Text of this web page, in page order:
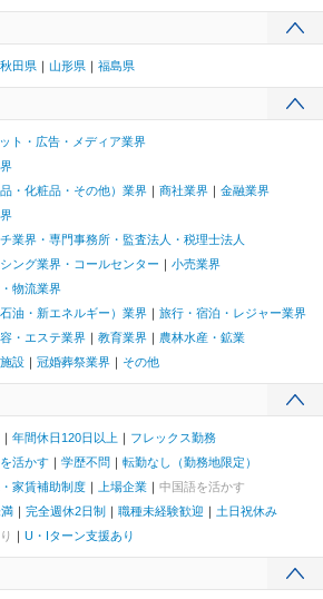
秋田県 山形県 福島県
ト・広告・メディア業界
・化粧品・その他）業界
商社業界
金融業界
業界・専門事務所・監査法人・税理士法人
ング業界・コールセンター
小売業界
物流業界
油・新エネルギー）業界
旅行・宿泊・レジャー業界
・エステ業界 教育業界
農林水産・鉱業
設
冠婚葬祭業界 その他
年間休日120日以上
フレックス勤務
活かす 学歴不問
転勤なし（勤務地限定）
家賃補助制度 上場企業
中国語を活かす
完全週休2日制 職種未経験歓迎
土日祝休み
U・Iターン支援あり